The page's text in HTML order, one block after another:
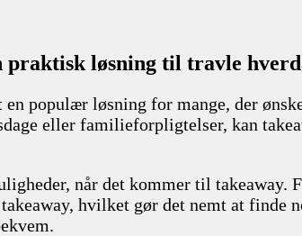
praktisk løsning til travle
en populær løsning for mange, der
eller familieforpligtelser, kan
når det kommer til takeaway.
hvilket gør det nemt at